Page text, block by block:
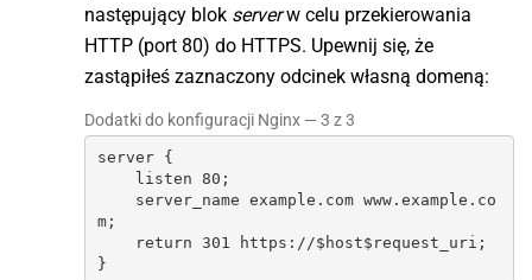
następujący blok serverw celu przekierowania
HTTP (port 80) do HTTPS. Upewnij się, że
zastąpiłeś zaznaczony odcinek własną domeną:
Dodatki do konfiguracji Nginx — 3 z 3
server {
m;
}